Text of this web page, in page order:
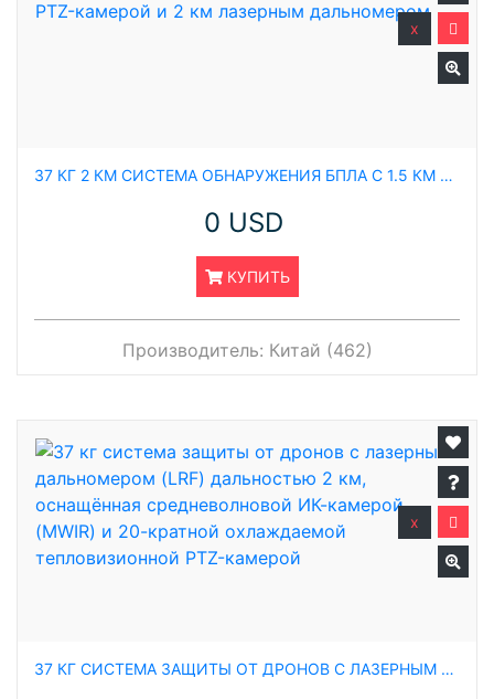
37 КГ 2 КМ СИСТЕМА ОБНАРУЖЕНИЯ БПЛА С 1.5 КМ ОТСЛЕЖИВАНИЕМ ДРОНОВ, ТЕПЛОВИЗИОННОЙ PTZ-КАМЕРОЙ И 2 КМ ЛАЗЕРНЫМ ДАЛЬНОМЕРОМ
0 USD
КУПИТЬ
x
Производитель: Китай (462)
37 КГ СИСТЕМА ЗАЩИТЫ ОТ ДРОНОВ С ЛАЗЕРНЫМ ДАЛЬНОМЕРОМ (LRF) ДАЛЬНОСТЬЮ 2 КМ, ОСНАЩЁННАЯ СРЕДНЕВОЛНОВОЙ ИК-КАМЕРОЙ (MWIR) И 20-КРАТНОЙ ОХЛАЖДАЕМОЙ ТЕПЛОВИЗИОННОЙ PTZ-КАМЕРОЙ
x